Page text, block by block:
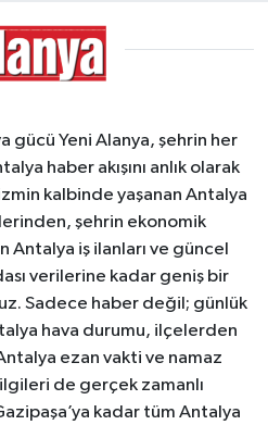
gücü Yeni Alanya, şehrin her
haber akışını anlık olarak
kalbinde yaşanan Antalya
şehrin ekonomik
iş ilanları ve güncel
verilerine kadar geniş bir
Sadece haber değil; günlük
hava durumu, ilçelerden
ezan vakti ve namaz
de gerçek zamanlı
kadar tüm Antalya